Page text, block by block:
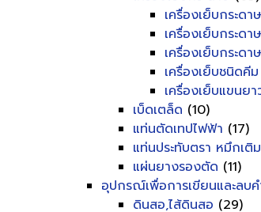
เครื่องเย็บกระด
เครื่องเย็บกระด
เครื่องเย็บกระ
เครื่องเย็บชนิดคีม
เครื่องเย็บแขนย
เบ็ดเตล็ด (10)
แท่นตัดเทปไฟฟ้า (17)
แท่นประทับตรา หมึกเติม
แผ่นยางรองตัด (11)
อุปกรณ์เพื่อการเขียนและลบ
ดินสอ,ไส้ดินสอ (29)